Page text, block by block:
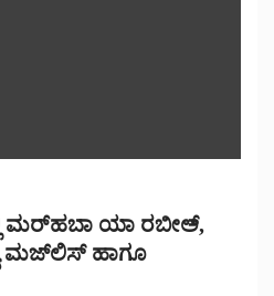
ಮರ್‌‌ಹಬಾ ಯಾ ರಬೀಅ್,
ಮಜ್‌‌ಲಿಸ್‌‌ ಹಾಗೂ